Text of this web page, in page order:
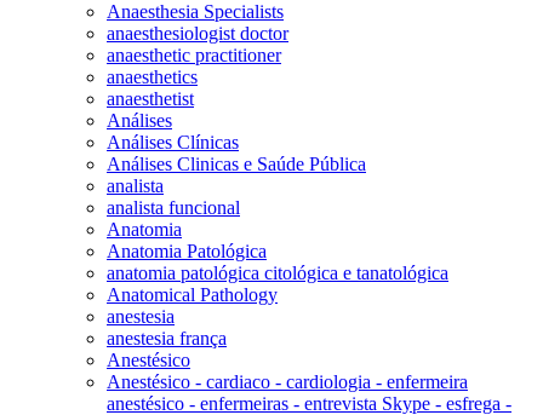
Anaesthesia Specialists
anaesthesiologist doctor
anaesthetic practitioner
anaesthetics
anaesthetist
Análises
Análises Clínicas
Análises Clinicas e Saúde Pública
analista
analista funcional
Anatomia
Anatomia Patológica
anatomia patológica citológica e tanatológica
Anatomical Pathology
anestesia
anestesia frança
Anestésico
Anestésico - cardiaco - cardiologia - enfermeira
anestésico - enfermeiras - entrevista Skype - esfrega -